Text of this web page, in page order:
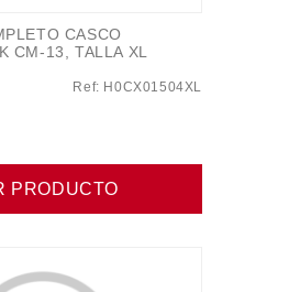
CASCO
CM-13, TALLA XL
Ref: H0CX01504XL
PRODUCTO